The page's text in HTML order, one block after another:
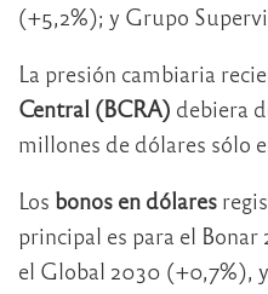
(+5,2%); y Grupo
La presión cambiaria
Central (BCRA) debiera
millones de dólares sólo
Los bonos en dólares
principal es para el
el Global 2030 (+0,7%),